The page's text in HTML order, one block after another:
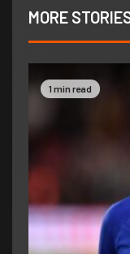
MORE
1 min read